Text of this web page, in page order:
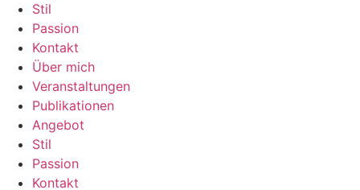
Stil
Passion
Kontakt
Über mich
Veranstaltungen
Publikationen
Angebot
Stil
Passion
Kontakt